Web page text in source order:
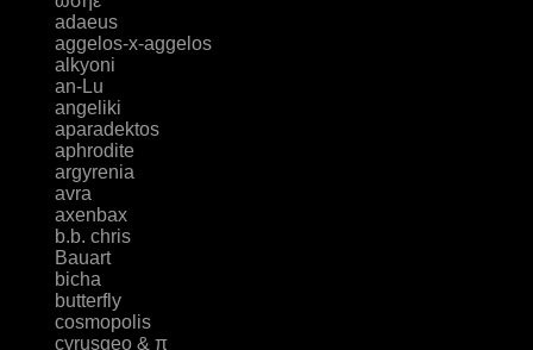
adaeus
aggelos-x-aggelos
alkyoni
an-Lu
angeliki
aparadektos
aphrodite
argyrenia
avra
axenbax
b.b. chris
Bauart
bicha
butterfly
cosmopolis
cyrusgeo & π